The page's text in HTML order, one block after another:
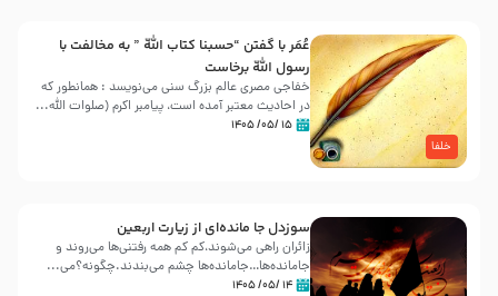
خلفا
عُمَر با گفتن “حسبنا كتاب اللّه ” به مخالفت با
رسول اللّه برخاست
خفاجی مصری عالم بزرگ سنی می‌نویسد : همانطور که
در احادیث معتبر آمده است، پیامبر اکرم (صلوات اللّه...
۱۵ /۰۵/ ۱۴۰۵
سوزدل جا مانده‌ای از زیارت اربعین
زائران راهی می‌شوند،کم‌ کم همه رفتنی‌ها می‌روند و
جامانده‌ها…جامانده‌ها چشم می‌بندند.چگونه؟می‌...
۱۴ /۰۵/ ۱۴۰۵